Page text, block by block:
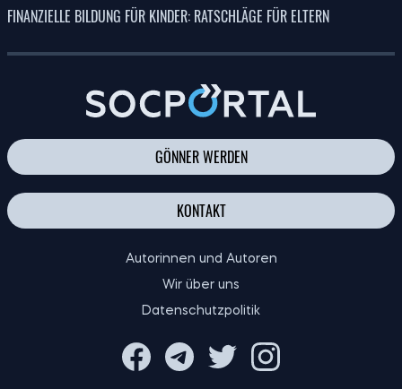
KRIEG IN DER UKRAINE. DAS MÄRCHENBUCH
FINANZIELLE BILDUNG FÜR KINDER: RATSCHLÄGE FÜR ELTERN
GÖNNER WERDEN
Wir über uns
Datenschutzpolitik